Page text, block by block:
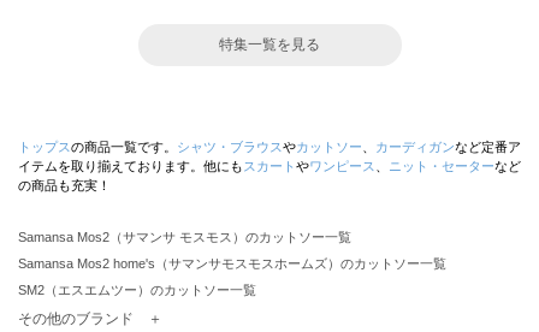
特集一覧を見る
トップスの商品一覧です。 シャツ・ブラウスやカットソー カーディガンなど定番ア
イテムを取り揃えております。他にも スカート やワンピース ニット・セーターなど
の商品も充実！
Samansa Mos2（サマンサ モスモス）のカットソー一覧
Samansa Mos2 home's（サマンサモスモスホームズ）のカットソー一覧
SM2（エスエムツー）のカットソー一覧
TSUHARU by Samansa Mos2（ツハルバイサマンサモスモス）のカットソー一覧
その他のブランド ＋